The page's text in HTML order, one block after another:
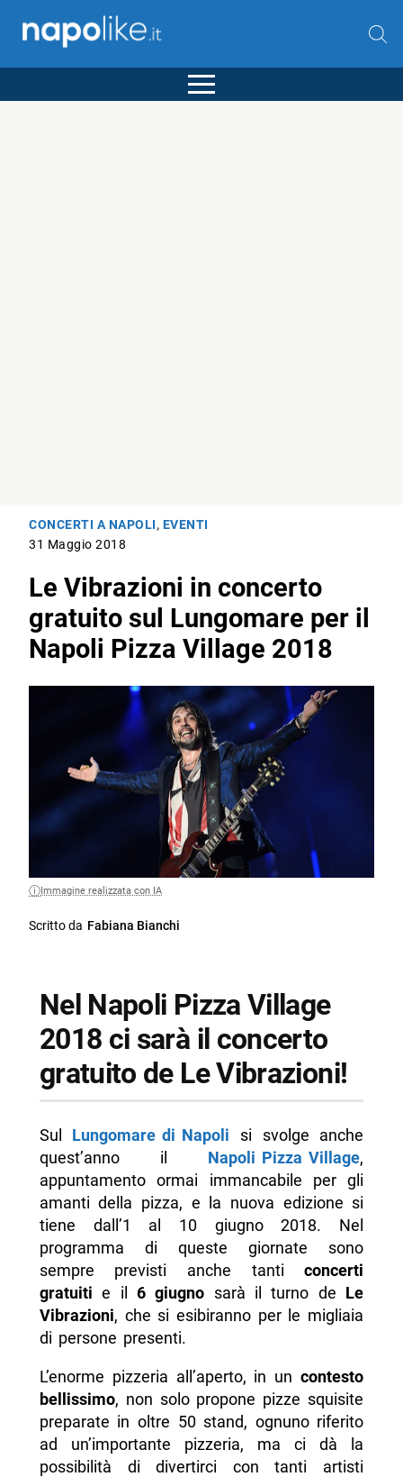
CONCERTI A NAPOLI, EVENTI
31 Maggio 2018
Le Vibrazioni in concerto
gratuito sul Lungomare per il
Napoli Pizza Village 2018
Immagine realizzata con IA
Scritto da Fabiana Bianchi
Nel Napoli Pizza Village
2018 ci sarà il concerto
gratuito de Le Vibrazioni!
Sul Lungomare di Napoli si svolge anche
quest’anno il Napoli Pizza Village,
appuntamento ormai immancabile per gli
amanti della pizza, e la nuova edizione si
tiene dall’1 al 10 giugno 2018. Nel
programma di queste giornate sono
sempre previsti anche tanticoncerti
gratuiti e il 6 giugno sarà il turno de Le
Vibrazioni, che si esibiranno per le migliaia
di persone presenti.
L’enorme pizzeria all’aperto, in uncontesto
bellissimo, non solo propone pizze squisite
preparate in oltre 50 stand, ognuno riferito
ad un’importante pizzeria, ma ci dà la
possibilità di divertirci con tanti artisti